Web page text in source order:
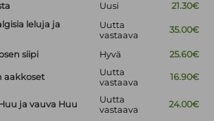
Uusi
21.30€
leluja ja
Uutta
vastaava
35.00€
siipi Hyvä 25.60€
aakkoset
Uutta
vastaava
16.90€
ja vauva Huu
Uutta
vastaava
24.00€